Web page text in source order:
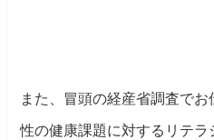
また、冒頭の経産省調査で
性の健康課題に対するリテラ